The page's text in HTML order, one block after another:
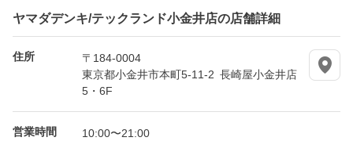
ヤマダデンキ/テックランド小金井店の店舗詳細
住所
〒184-0004
東京都小金井市本町5-11-2 長崎屋小金井店
5・6F
営業時間 10:00〜21:00